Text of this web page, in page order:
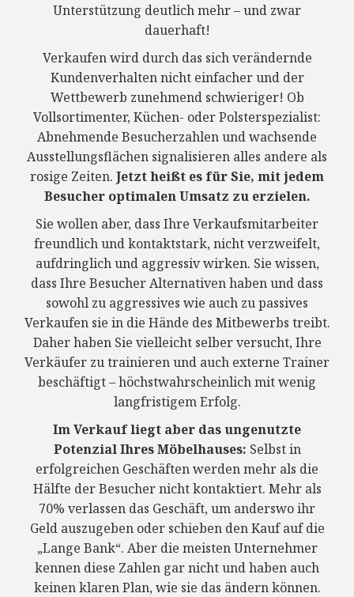
Unterstützung deutlich mehr – und zwar
dauerhaft!
Verkaufen wird durch das sich verändernde
Kundenverhalten nicht einfacher und der
Wettbewerb zunehmend schwieriger! Ob
Vollsortimenter, Küchen- oder Polsterspezialist:
Abnehmende Besucherzahlen und wachsende
Ausstellungsflächen signalisieren alles andere als
rosige Zeiten. Jetzt heißt es für Sie, mit jedem
Besucher optimalen Umsatz zu erzielen.
Sie wollen aber, dass Ihre Verkaufsmitarbeiter
freundlich und kontaktstark, nicht verzweifelt,
aufdringlich und aggressiv wirken. Sie wissen,
dass Ihre Besucher Alternativen haben und dass
sowohl zu aggressives wie auch zu passives
Verkaufen sie in die Hände des Mitbewerbs treibt.
Daher haben Sie vielleicht selber versucht, Ihre
Verkäufer zu trainieren und auch externe Trainer
beschäftigt – höchstwahrscheinlich mit wenig
langfristigem Erfolg.
Im Verkauf liegt aber das ungenutzte
Potenzial Ihres Möbelhauses: Selbst in
erfolgreichen Geschäften werden mehr als die
Hälfte der Besucher nicht kontaktiert. Mehr als
70% verlassen das Geschäft, um anderswo ihr
Geld auszugeben oder schieben den Kauf auf die
„Lange Bank“. Aber die meisten Unternehmer
kennen diese Zahlen gar nicht und haben auch
keinen klaren Plan, wie sie das ändern können.